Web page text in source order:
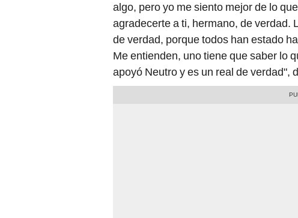
algo, pero yo me siento mejor de lo
agradecerte a ti, hermano, de verdad.
de verdad, porque todos han estado
Me entienden, uno tiene que saber lo
apoyó Neutro y es un real de verdad",